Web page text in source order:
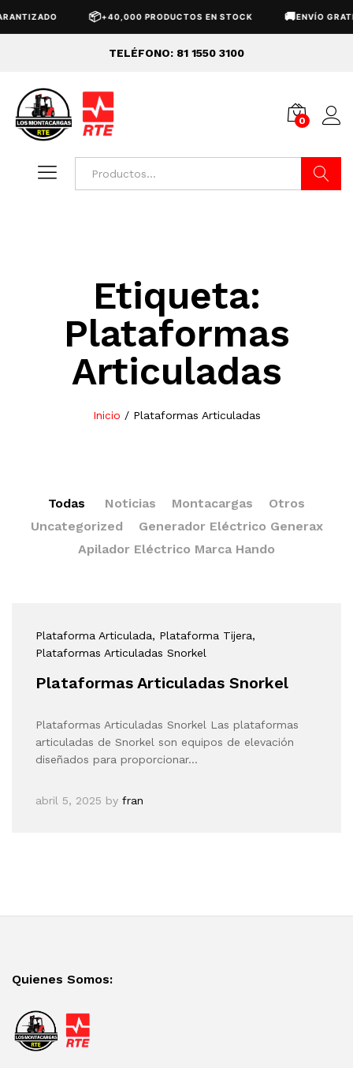
📦+40,000 PRODUCTOS EN STOCK 🚚 ENVÍO
TELÉFONO: 81 1550 3100
0
Etiqueta:
Plataformas
Articuladas
Inicio / Plataformas Articuladas
Todas Noticias Montacargas
Otros
Uncategorized
Generador Eléctrico Generax
Apilador Eléctrico Marca Hando
Plataforma Articulada, Plataforma Tijera,
Plataformas Articuladas Snorkel
Plataformas Articuladas Snorkel
Plataformas Articuladas Snorkel Las plataformas
articuladas de Snorkel son equipos de elevación
diseñados para proporcionar…
abril 5, 2025 by fran
Quienes Somos: